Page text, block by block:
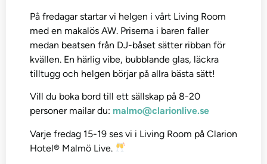
På fredagar startar vi helgen i vårt Living Room
med en makalös AW. Priserna i baren faller
medan beatsen från DJ-båset sätter ribban för
kvällen. En härlig vibe, bubblande glas, läckra
tilltugg och helgen börjar på allra bästa sätt!
Vill du boka bord till ett sällskap på 8-20
personer mailar du: malmo@clarionlive.se
Varje fredag 15-19 ses vi i Living Room på Clarion
Hotel® Malmö Live.